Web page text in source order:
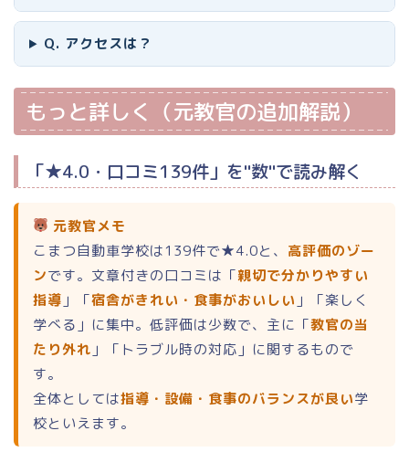
Q. アクセスは？
もっと詳しく（元教官の追加解説）
「★4.0・口コミ139件」を"数"で読み解く
元教官メモ
こまつ自動車学校は139件で★4.0と、 高評価のゾー
ンです。文章付きの口コミは「親切で分かりやすい
指導 」「宿舎がきれい・食事がおいしい 」「楽しく
学べる」に集中。低評価は少数で、主に「教官の当
たり外れ 」「トラブル時の対応」に関するもので
す。
全体としては指導・設備・食事のバランスが良い学
校といえます。